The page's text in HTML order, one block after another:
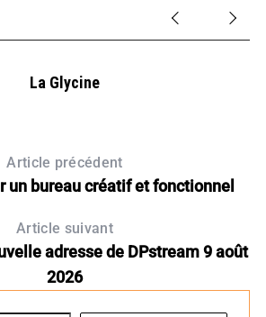
La Glycine
Article précédent
un bureau créatif et fonctionnel
Article suivant
adresse de DPstream 9 août
2026